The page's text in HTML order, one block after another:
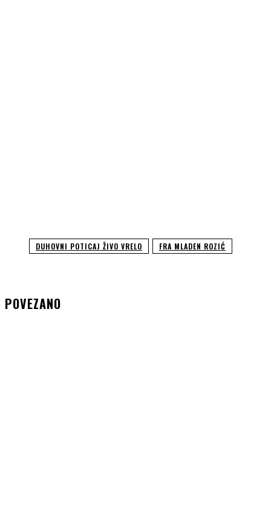
DUHOVNI POTICAJ ŽIVO VRELO FRA MLADEN ROZIĆ
POVEZANO